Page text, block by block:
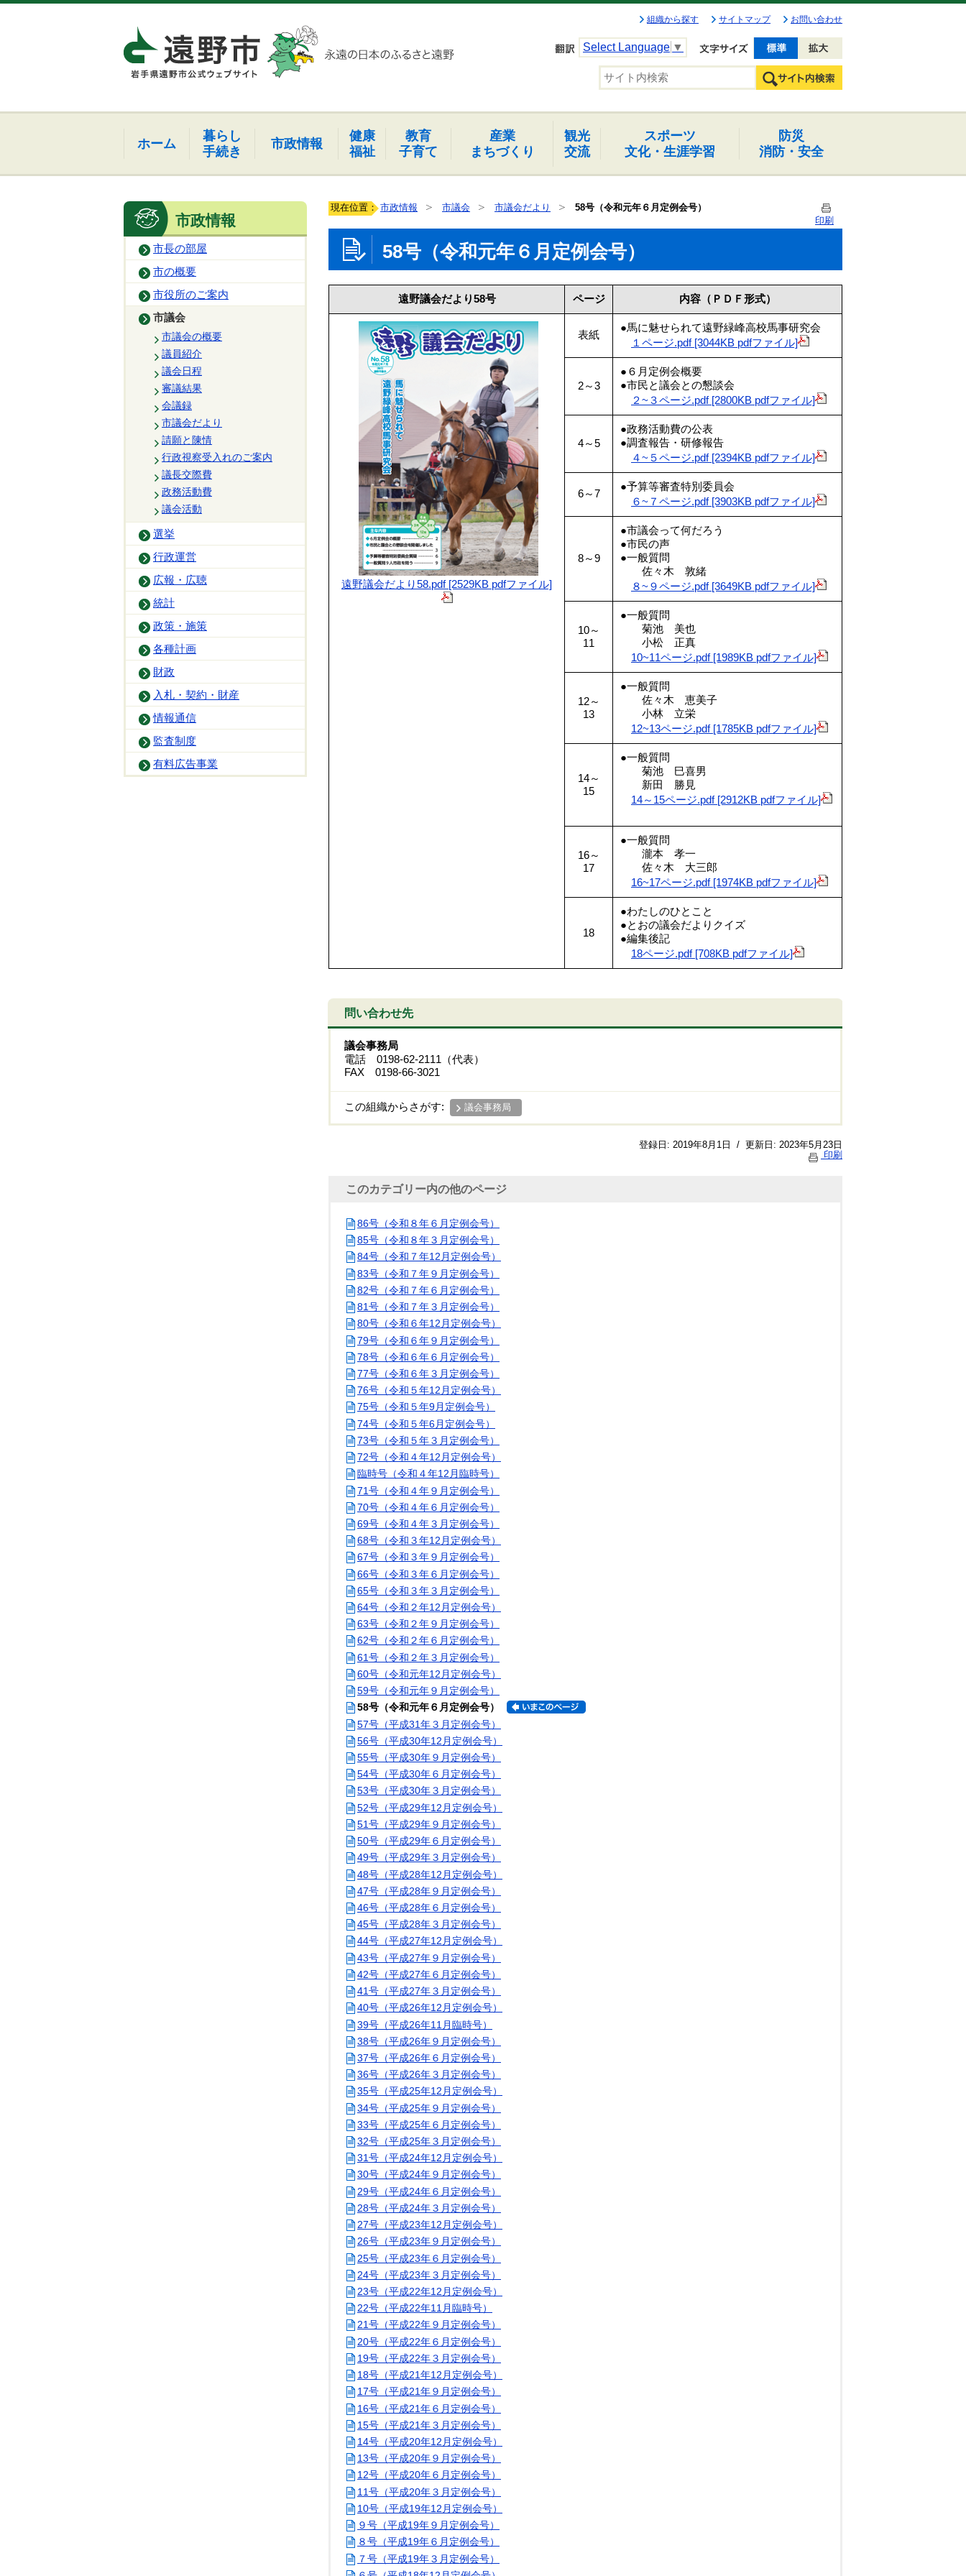
組織から探す サイトマップ お問い合わせ
Select Language ▼ 文字を小さく
ホーム
暮らし
手続き
市政情報
健康
福祉
教育
子育て
産業
まちづくり
観光
交流
スポーツ
文化・生涯学習
防災
消防・安全
市政情報
市長の部屋
市の概要
市役所のご案内
市議会
市議会の概要
議員紹介
議会日程
審議結果
会議録
市議会だより
請願と陳情
行政視察受入れのご案内
議長交際費
政務活動費
議会活動
選挙
行政運営
広報・広聴
統計
政策・施策
各種計画
財政
入札・契約・財産
情報通信
監査制度
有料広告事業
現在位置： 市政情報 市議会 市議会だより
58号（令和元年６月定例会号）
印刷
58号（令和元年６月定例会号）
遠野議会だより58号 ページ 内容（ＰＤＦ形式）
遠野議会だより58.pdf [2529KB pdfファイル]
表紙
●馬に魅せられて遠野緑峰高校馬事研究会
１ページ.pdf [3044KB pdfファイル]
2～3
●６月定例会概要
●市民と議会との懇談会
２~３ページ.pdf [2800KB pdfファイル]
4～5
●政務活動費の公表
●調査報告・研修報告
４~５ページ.pdf [2394KB pdfファイル]
6～7
●予算等審査特別委員会
６~７ページ.pdf [3903KB pdfファイル]
8～9
●市議会って何だろう
●市民の声
●一般質問
佐々木 敦緒
８~９ページ.pdf [3649KB pdfファイル]
10～
11
●一般質問
菊池 美也
小松 正真
10~11ページ.pdf [1989KB pdfファイル]
12～
13
●一般質問
佐々木 恵美子
小林 立栄
12~13ページ.pdf [1785KB pdfファイル]
14～
15
●一般質問
菊池 巳喜男
新田 勝見
14～15ページ.pdf [2912KB pdfファイル]
16～
17
●一般質問
瀧本 孝一
佐々木 大三郎
16~17ページ.pdf [1974KB pdfファイル]
18
●わたしのひとこと
●とおの議会だよりクイズ
●編集後記
18ページ.pdf [708KB pdfファイル]
問い合わせ先
議会事務局
電話 0198-62-2111（代表）
FAX 0198-66-3021
この組織からさがす: 議会事務局
登録日: 2019年8月1日 / 更新日: 2023年5月23日
印刷
このカテゴリー内の他のページ
86号（令和８年６月定例会号）
85号（令和８年３月定例会号）
84号（令和７年12月定例会号）
83号（令和７年９月定例会号）
82号（令和７年６月定例会号）
81号（令和７年３月定例会号）
80号（令和６年12月定例会号）
79号（令和６年９月定例会号）
78号（令和６年６月定例会号）
77号（令和６年３月定例会号）
76号（令和５年12月定例会号）
75号（令和５年9月定例会号）
74号（令和５年6月定例会号）
73号（令和５年３月定例会号）
72号（令和４年12月定例会号）
臨時号（令和４年12月臨時号）
71号（令和４年９月定例会号）
70号（令和４年６月定例会号）
69号（令和４年３月定例会号）
68号（令和３年12月定例会号）
67号（令和３年９月定例会号）
66号（令和３年６月定例会号）
65号（令和３年３月定例会号）
64号（令和２年12月定例会号）
63号（令和２年９月定例会号）
62号（令和２年６月定例会号）
61号（令和２年３月定例会号）
60号（令和元年12月定例会号）
59号（令和元年９月定例会号）
58号（令和元年６月定例会号）
57号（平成31年３月定例会号）
56号（平成30年12月定例会号）
55号（平成30年９月定例会号）
54号（平成30年６月定例会号）
53号（平成30年３月定例会号）
52号（平成29年12月定例会号）
51号（平成29年９月定例会号）
50号（平成29年６月定例会号）
49号（平成29年３月定例会号）
48号（平成28年12月定例会号）
47号（平成28年９月定例会号）
46号（平成28年６月定例会号）
45号（平成28年３月定例会号）
44号（平成27年12月定例会号）
43号（平成27年９月定例会号）
42号（平成27年６月定例会号）
41号（平成27年３月定例会号）
40号（平成26年12月定例会号）
39号（平成26年11月臨時号）
38号（平成26年９月定例会号）
37号（平成26年６月定例会号）
36号（平成26年３月定例会号）
35号（平成25年12月定例会号）
34号（平成25年９月定例会号）
33号（平成25年６月定例会号）
32号（平成25年３月定例会号）
31号（平成24年12月定例会号）
30号（平成24年９月定例会号）
29号（平成24年６月定例会号）
28号（平成24年３月定例会号）
27号（平成23年12月定例会号）
26号（平成23年９月定例会号）
25号（平成23年６月定例会号）
24号（平成23年３月定例会号）
23号（平成22年12月定例会号）
22号（平成22年11月臨時号）
21号（平成22年９月定例会号）
20号（平成22年６月定例会号）
19号（平成22年３月定例会号）
18号（平成21年12月定例会号）
17号（平成21年９月定例会号）
16号（平成21年６月定例会号）
15号（平成21年３月定例会号）
14号（平成20年12月定例会号）
13号（平成20年９月定例会号）
12号（平成20年６月定例会号）
11号（平成20年３月定例会号）
10号（平成19年12月定例会号）
９号（平成19年９月定例会号）
８号（平成19年６月定例会号）
７号（平成19年３月定例会号）